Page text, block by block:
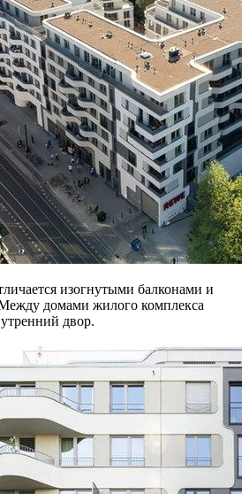
изогнутыми балконами и
домами жилого комплекса
двор.